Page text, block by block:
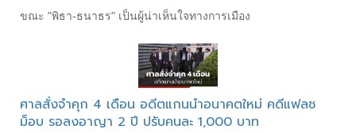
ขณะ "พิธา-ธนาธร" เป็นผู้น่าเห็นใจทางการเมือง
ศาลสั่งจำคุก 4 เดือน อดีตแกนนำอนาคตใหม่ คดีแฟลช
ม็อบ รอลงอาญา 2 ปี ปรับคนละ 1,000 บาท